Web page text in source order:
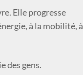
Elle progresse
à la mobilité, à
des gens.